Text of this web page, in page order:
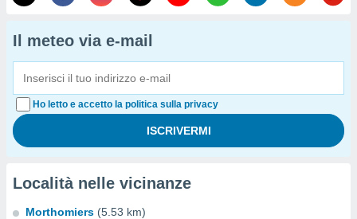
Il meteo via e-mail
Ho letto e accetto la politica sulla privacy
Località nelle vicinanze
Morthomiers (5.53 km)